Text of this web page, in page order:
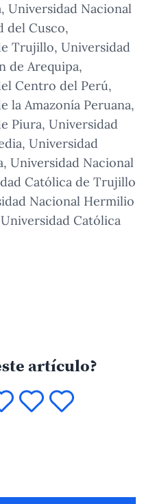
Universidad Nacional
del Cusco,
Trujillo, Universidad
de Arequipa,
Centro del Perú,
la Amazonía Peruana,
Piura, Universidad
Universidad
Universidad Nacional
Católica de Trujillo
Nacional Hermilio
Católica
artículo?